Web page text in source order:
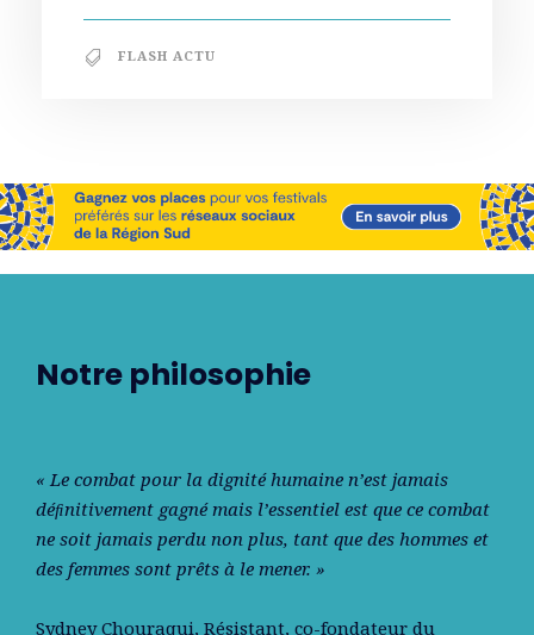
FLASH ACTU
Notre philosophie
« Le combat pour la dignité humaine n’est jamais
déﬁnitivement gagné mais l’essentiel est que ce combat
ne soit jamais perdu non plus, tant que des hommes et
des femmes sont prêts à le mener. »
Sydney Chouraqui, Résistant, co-fondateur du